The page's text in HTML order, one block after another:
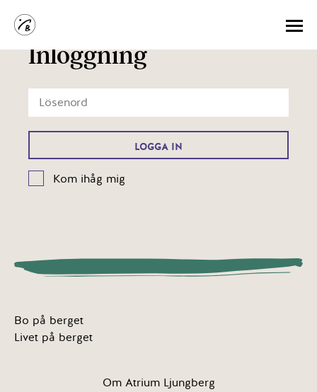
Inloggning
Kom ihåg mig
Bo på berget
Livet på berget
Om Atrium Ljungberg